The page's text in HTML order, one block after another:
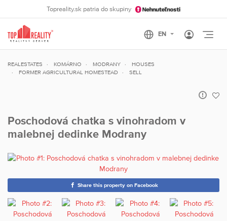
Topreality.sk patria do skupiny
REALESTATES KOMÁRNO MODRANY
HOUSES
FORMER AGRICULTURAL HOMESTEAD
SELL
Poschodová chatka s vinohradom v
malebnej dedinke Modrany
Share this property on Facebook